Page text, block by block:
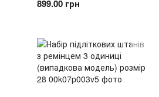
джинси
899.00 грн